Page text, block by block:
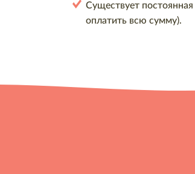
Существует
оплатить всю сумму).